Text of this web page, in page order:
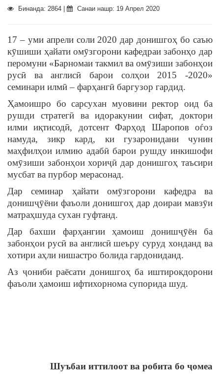
Бинанда: 2864 | Санаи нашр: 19 Апрел 2020
17 – уми апрели соли 2020 дар донишгоҳ бо саъю
кӯшиши ҳайати омӯзгорони кафедраи забонҳо дар
перомуни «Барномаи такмил ва омӯзиши забонҳои
русӣ ва англисӣ барои солҳои 2015 -2020»
семинари илмӣ – фарҳангӣ баргузор гардид.
Ҳамоишро бо сарсухан муовини ректор оид ба
рушди стратегӣ ва идоракунии сифат, доктори
илми иқтисодӣ, дотсент Фарҳод Шаропов оѓоз
намуда, зикр кард, ки гузаронидани чунин
маҳфилҳои илмию адабӣ барои рушду инкишофи
омӯзиши забонҳои хориҷӣ дар донишгоҳ таъсири
мусбат ва пурбор мерасонад.
Дар семинар ҳайати омӯзгорони кафедра ва
донишҷӯёни фаъоли донишгоҳ дар доираи мавзӯи
матраҳшуда сухан гуфтанд.
Дар бахши фарҳангии ҳамоиш донишҷӯён ба
забонҳои русӣ ва англисӣ шеъру суруд хонданд ва
хотири аҳли нишастро болида гардониданд.
Аз ҷониби раёсати донишгоҳ ба иштирокдорони
фаъоли ҳамоиш ифтихорнома супорида шуд.
Шуъбаи иттилоот ва робита бо ҷомеа